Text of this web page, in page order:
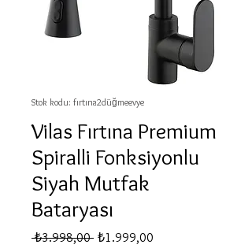
Stok kodu: fırtına2düğmeevye
Vilas Fırtına Premium
Spiralli Fonksiyonlu
Siyah Mutfak
Bataryası
₺3.998,00 Normal
₺1.999,00